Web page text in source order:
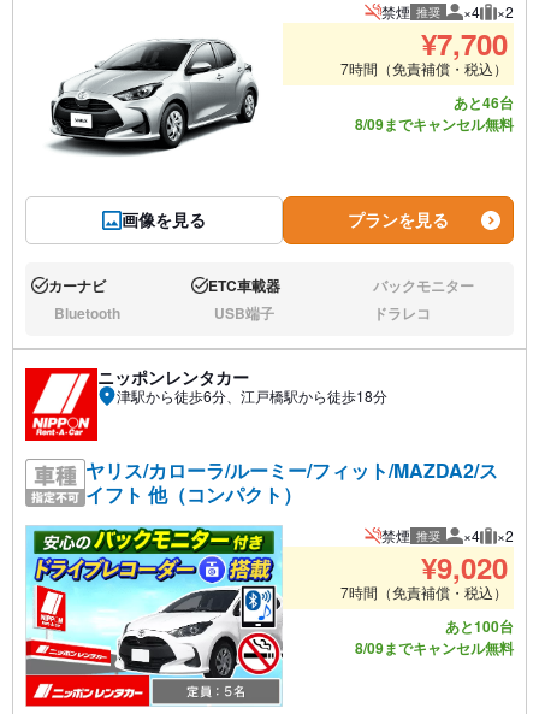
画像を見る
禁煙 推奨 推奨人数
×4 推奨
×2
¥7,700
7時間（免責補償・税込）
あと46台
8/09までキャンセル無料
プランを見る
あり:カーナビ あり:ETC車載器 なし:バックモニター
なし:Bluetooth なし:USB端子 なし:ドラレコ
ニッポンレンタカー
津駅から徒歩6分、江戸橋駅から徒歩18分
ヤリス/カローラ/ルーミー/フィット/MAZDA2/ス
イフト 他（コンパクト）
禁煙 推奨 推奨人数
×4 推奨
×2
¥9,020
7時間（免責補償・税込）
あと100台
8/09までキャンセル無料